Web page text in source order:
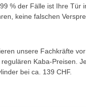
% der Fälle ist Ihre Tür
keine falschen
unsere Fachkräfte
Kaba-Preisen.
bei ca. 139 CHF.